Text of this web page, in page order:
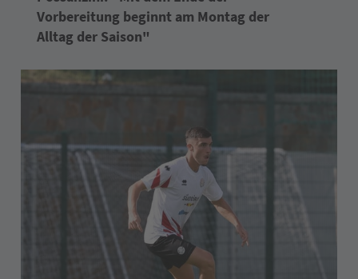
Vorbereitung beginnt am Montag der
Alltag der Saison"